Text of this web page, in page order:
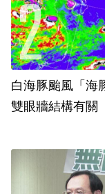
白海豚颱風「
雙眼牆結構有關